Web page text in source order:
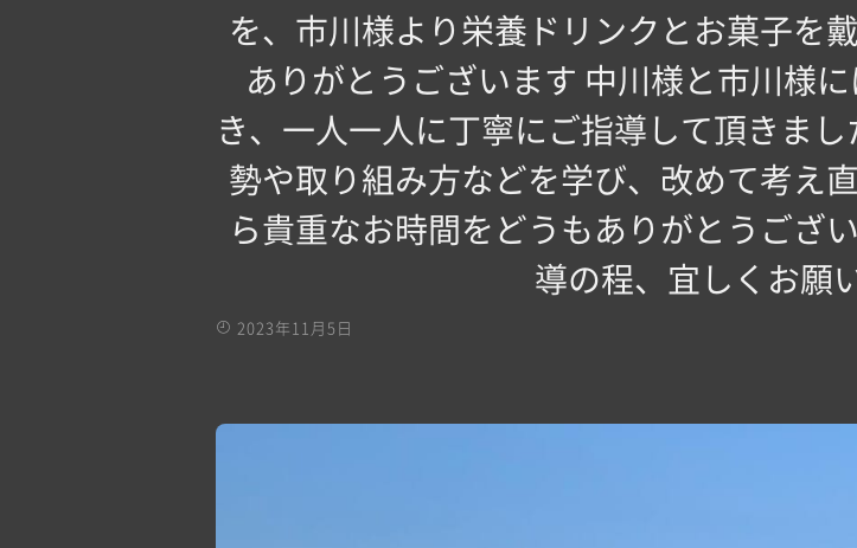
を、市川様より栄養ドリンクとお菓子を
ありがとうございます 中川様と市川様
き、一人一人に丁寧にご指導して頂きま
勢や取り組み方などを学び、改めて考え
ら貴重なお時間をどうもありがとうご
導の程、宜しくお願
2023年11月5日